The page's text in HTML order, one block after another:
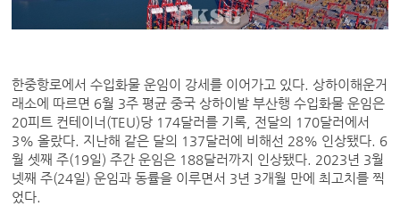
한중항로에서 수입화물 운임이 강세를 이어가고 있다. 상하이해운거
래소에 따르면 6월 3주 평균 중국 상하이발 부산행 수입화물 운임은
20피트 컨테이너(TEU)당 174달러를 기록, 전달의 170달러에서
3% 올랐다. 지난해 같은 달의 137달러에 비해선 28% 인상됐다. 6
월 셋째 주(19일) 주간 운임은 188달러까지 인상됐다. 2023년 3월
넷째 주(24일) 운임과 동률을 이루면서 3년 3개월 만에 최고치를 찍
었다.